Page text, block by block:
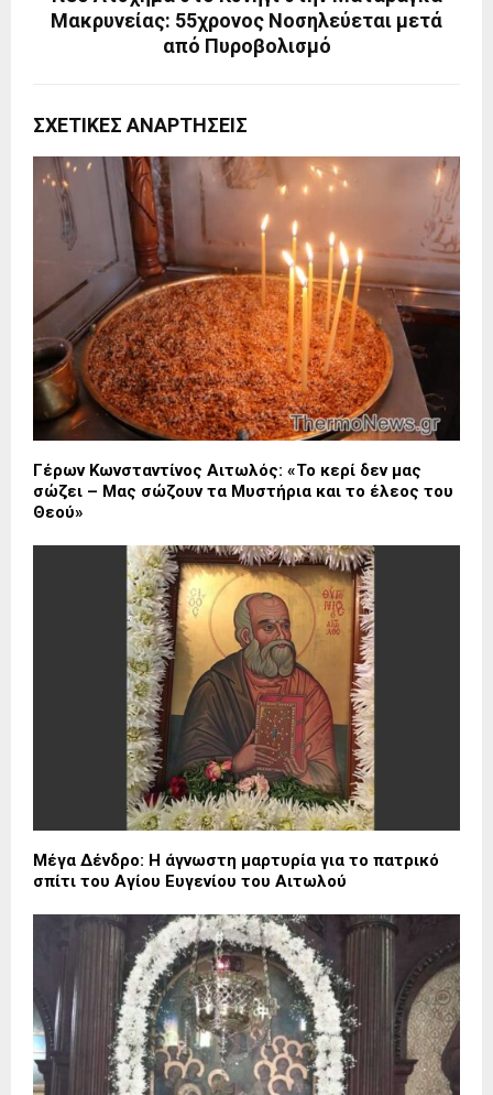
Μακρυνείας: 55χρονος Νοσηλεύεται μετά
από Πυροβολισμό
ΣΧΕΤΙΚΈΣ ΑΝΑΡΤΉΣΕΙΣ
Γέρων Κωνσταντίνος Αιτωλός: «Το κερί δεν μας
σώζει – Μας σώζουν τα Μυστήρια και το έλεος του
Θεού»
Μέγα Δένδρο: Η άγνωστη μαρτυρία για το πατρικό
σπίτι του Αγίου Ευγενίου του Αιτωλού